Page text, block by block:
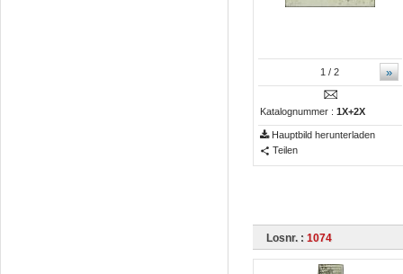
»
1 / 2
Katalognummer : 1X+2X
Hauptbild herunterladen
Teilen
Losnr. : 1074